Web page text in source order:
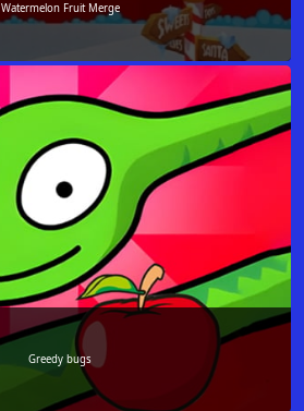
Watermelon Fruit Merge
Greedy bugs